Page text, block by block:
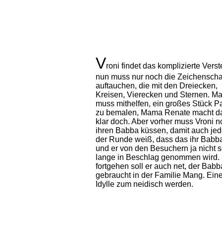
Vroni findet das komplizierte
nun muss nur noch die
auftauchen, die mit den Dreiecken,
Kreisen, Vierecken und Sternen.
muss mithelfen, ein großes Stück
zu bemalen, Mama Renate macht
klar doch. Aber vorher muss Vroni
ihren Babba küssen, damit auch
der Runde weiß, dass das ihr
und er von den Besuchern ja nicht
lange in Beschlag genommen wird.
fortgehen soll er auch net, der
gebraucht in der Familie Mang.
Idylle zum neidisch werden.